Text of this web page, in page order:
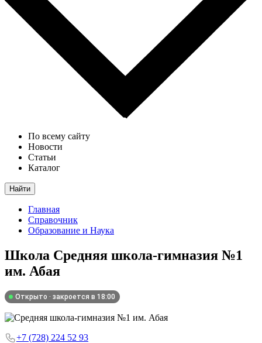
По всему сайту
Новости
Статьи
Каталог
Найти
Главная
Справочник
Образование и Наука
Школа Средняя школа-гимназия №1
им. Абая
Открыто · закроется в 18:00
+7 (728) 224 52 93